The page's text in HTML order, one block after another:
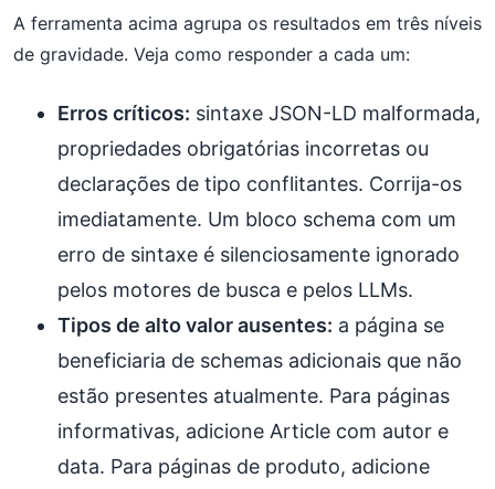
A ferramenta acima agrupa os resultados em três níveis
de gravidade. Veja como responder a cada um:
Erros críticos: sintaxe JSON-LD malformada,
propriedades obrigatórias incorretas ou
declarações de tipo conflitantes. Corrija-os
imediatamente. Um bloco schema com um
erro de sintaxe é silenciosamente ignorado
pelos motores de busca e pelos LLMs.
Tipos de alto valor ausentes: a página se
beneficiaria de schemas adicionais que não
estão presentes atualmente. Para páginas
informativas, adicione Article com autor e
data. Para páginas de produto, adicione